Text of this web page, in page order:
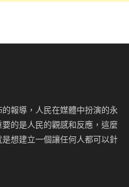
報導，人民在媒體中扮演的永
的是人民的觀感和反應，這麼
想建立一個讓任何人都可以針